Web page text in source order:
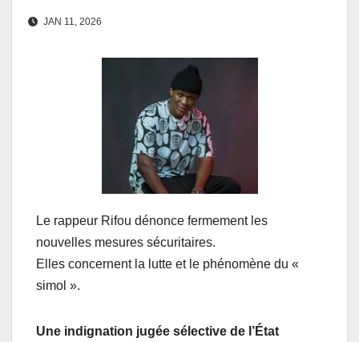
JAN 11, 2026
Le rappeur Rifou dénonce fermement les
nouvelles mesures sécuritaires.
Elles concernent la lutte et le phénomène du «
simol ».
Une indignation jugée sélective de l’État